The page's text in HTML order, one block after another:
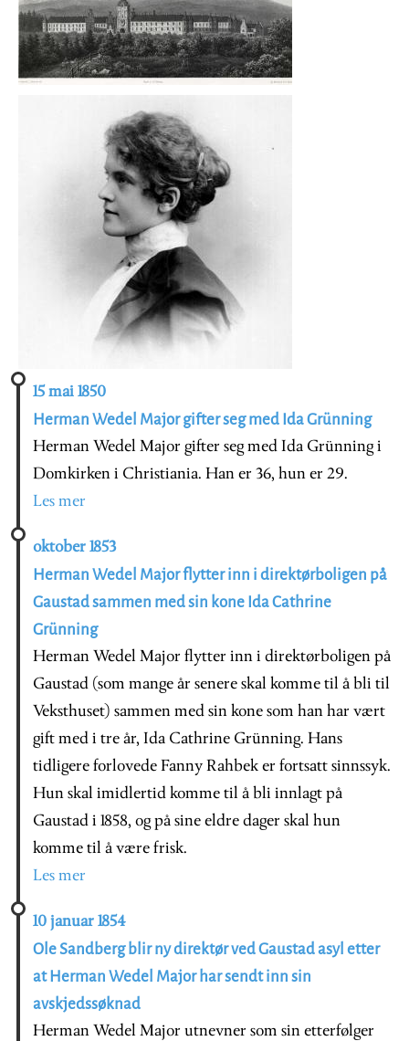
15 mai 1850
Herman Wedel Major gifter seg med Ida Grünning
Herman Wedel Major gifter seg med Ida Grünning i
Domkirken i Christiania. Han er 36, hun er 29.
Les mer
oktober 1853
Herman Wedel Major flytter inn i direktørboligen på
Gaustad sammen med sin kone Ida Cathrine
Grünning
Herman Wedel Major flytter inn i direktørboligen på
Gaustad (som mange år senere skal komme til å bli til
Veksthuset) sammen med sin kone som han har vært
gift med i tre år, Ida Cathrine Grünning. Hans
tidligere forlovede Fanny Rahbek er fortsatt sinnssyk.
Hun skal imidlertid komme til å bli innlagt på
Gaustad i 1858, og på sine eldre dager skal hun
komme til å være frisk.
Les mer
10 januar 1854
Ole Sandberg blir ny direktør ved Gaustad asyl etter
at Herman Wedel Major har sendt inn sin
avskjedssøknad
Herman Wedel Major utnevner som sin etterfølger